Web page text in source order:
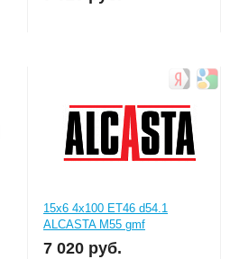
15x6 4x100 ET46 d54.1
ALCASTA M55 gmf
7 020 руб.